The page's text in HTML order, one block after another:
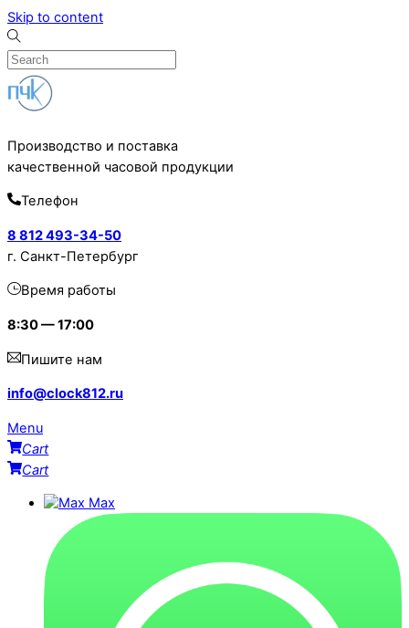
Skip to content
Производство и поставка
качественной часовой продукции
Телефон
8 812 493-34-50
г. Санкт-Петербург
Время работы
8:30 — 17:00
Пишите нам
info@clock812.ru
Menu
Cart
Cart
Max